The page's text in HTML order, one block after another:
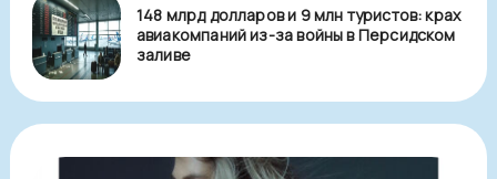
148 млрд долларов и 9 млн туристов: крах
авиакомпаний из-за войны в Персидском
заливе